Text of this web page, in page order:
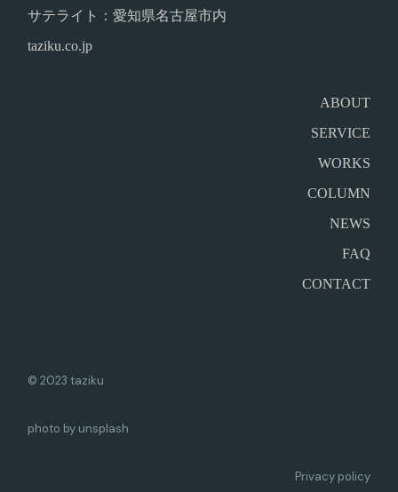
サテライト：愛知県名古屋市内
taziku.co.jp
ABOUT
SERVICE
WORKS
COLUMN
NEWS
FAQ
CONTACT
© 2023 taziku
photo by unsplash
Privacy policy